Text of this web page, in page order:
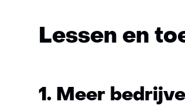
Lessen en
1. Meer